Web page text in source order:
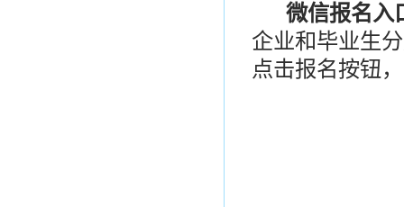
微信报名入
企业和毕业生
点击报名按钮